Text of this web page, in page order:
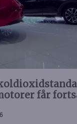
får